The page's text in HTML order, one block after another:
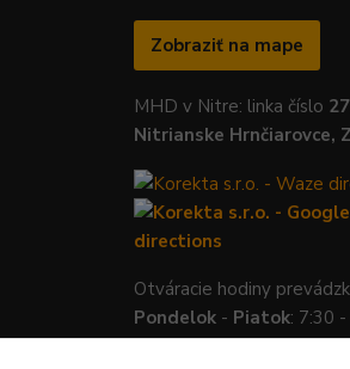
Zobraziť na mape
MHD v Nitre: linka číslo 27
Nitrianske Hrnčiarovce,
Otváracie hodiny
Pondelok - Piatok: 7:30